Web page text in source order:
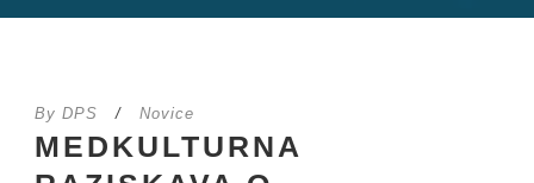
By DPS / Novice
MEDKULTURNA